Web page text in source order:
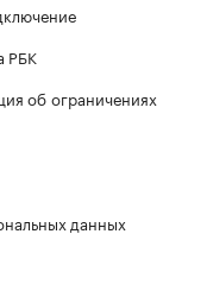
РБК
об ограничениях
данных